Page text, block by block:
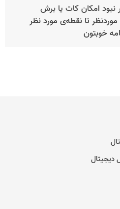
نبود امکان کات یا برش
تا نقطه‌ی مورد نظر
خوبتون
دیجیتال